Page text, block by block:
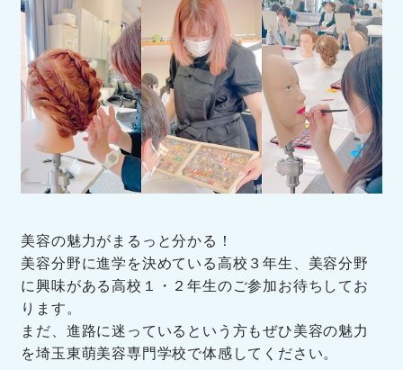
美容の魅力がまるっと分かる！
美容分野に進学を決めている高校３年生、美容分野
に興味がある高校１・２年生のご参加お待ちしてお
ります。
まだ、進路に迷っているという方もぜひ美容の魅力
を埼玉東萌美容専門学校で体感してください。